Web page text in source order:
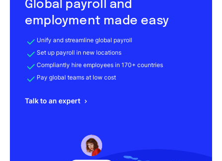
Global payroll and
employment made easy
Unify and streamline global payroll
Set up payroll in new locations
Compliantly hire employees in 170+ countries
Pay global teams at low cost
Talk to an expert